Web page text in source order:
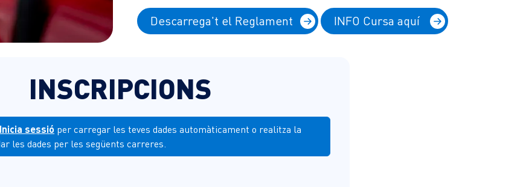
Descarrega't el Reglament INFO Cursa aquí
INSCRIPCIONS
Inicia sessió per carregar les teves dades automàticament o realitza la
les dades per les següents carreres.